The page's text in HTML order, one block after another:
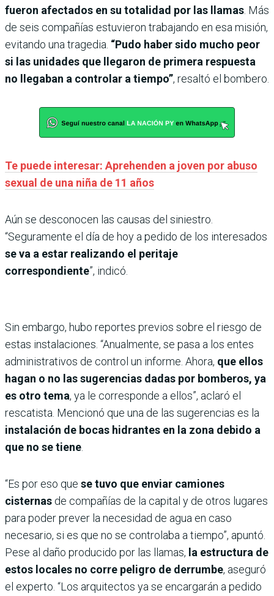
fueron afectados en su totalidad por las llamas . Más
de seis compañías estuvieron trabajando en esa misión,
evitando una tragedia. “Pudo haber sido mucho peor
si las unidades que llegaron de primera respuesta
no llegaban a controlar a tiempo”, resaltó el bombero.
Te puede interesar: Aprehenden a joven por abuso
sexual de una niña de 11 años
Aún se desconocen las causas del siniestro.
“Seguramente el día de hoy a pedido de los interesados
se va a estar realizando el peritaje
correspondiente”, indicó.
Sin embargo, hubo reportes previos sobre el riesgo de
estas instalaciones. “Anualmente, se pasa a los entes
administrativos de control un informe. Ahora, que ellos
hagan o no las sugerencias dadas por bomberos, ya
es otro tema, ya le corresponde a ellos”, aclaró el
rescatista. Mencionó que una de las sugerencias es la
instalación de bocas hidrantes en la zona debido a
que no se tiene
“Es por eso que se tuvo que enviar camiones
cisternas de compañías de la capital y de otros lugares
para poder prever la necesidad de agua en caso
necesario, si es que no se controlaba a tiempo”, apuntó.
Pese al daño producido por las llamas, la estructura de
estos locales no corre peligro de derrumbe, aseguró
el experto. “Los arquitectos ya se encargarán a pedido